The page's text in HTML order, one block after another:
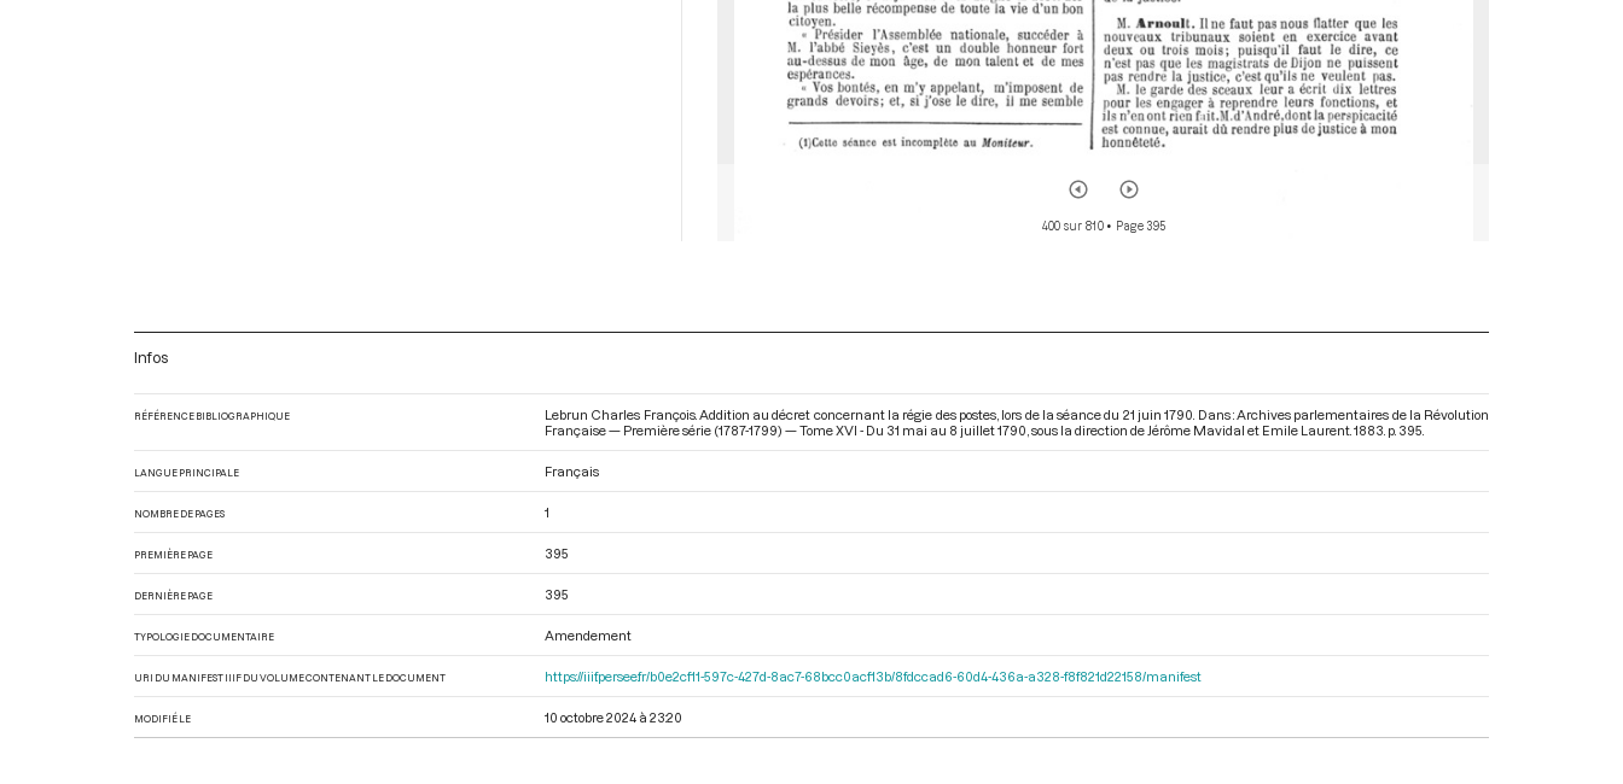
400 sur 810• Page 395
Infos
RÉFÉRENCE BIBLIOGRAPHIQUE
Lebrun Charles François. Addition au décret concernant la régie des postes, lors de la séance du 21 juin 1790. Dans : Archives parlementaires de la Révolution
Française — Première série (1787-1799) — Tome XVI - Du 31 mai au 8 juillet 1790 , sous la direction de Jérôme Mavidal et Emile Laurent. 1883. p. 395.
LANGUE PRINCIPALE Français
NOMBRE DE PAGES 1
PREMIÈRE PAGE 395
DERNIÈRE PAGE 395
TYPOLOGIE DOCUMENTAIRE Amendement
URI DU MANIFEST IIIF DU VOLUME CONTENANT LE DOCUMENT https://iiif.persee.fr/b0e2cf11-597c-427d-8ac7-68bcc0acf13b/8fdccad6-60d4-436a-a328-f8f821d22158/manifest
MODIFIÉ LE 10 octobre 2024 à 23:20